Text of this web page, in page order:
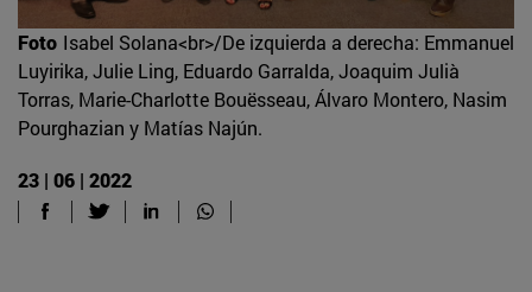
Foto Isabel Solana<br>/De izquierda a derecha: Emmanuel
Luyirika, Julie Ling, Eduardo Garralda, Joaquim Julià
Torras, Marie-Charlotte Bouësseau, Álvaro Montero, Nasim
Pourghazian y Matías Najún.
23 | 06 | 2022